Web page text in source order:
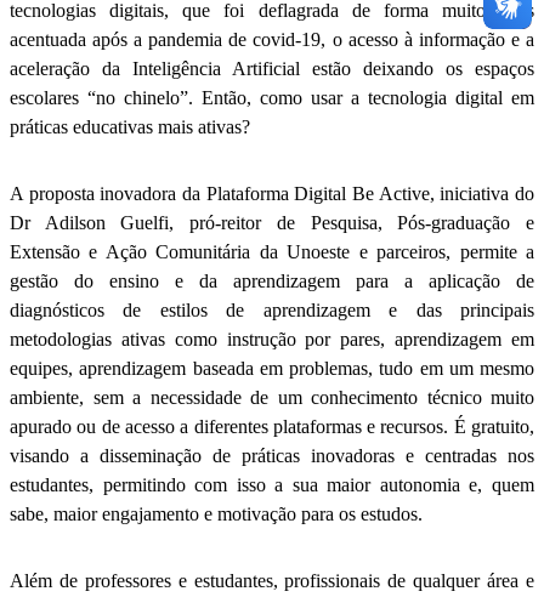
tecnologias digitais, que foi deflagrada de forma muito mais
acentuada após a pandemia de covid-19, o acesso à informação e a
aceleração da Inteligência Artificial estão deixando os espaços
escolares “no chinelo”. Então, como usar a tecnologia digital em
práticas educativas mais ativas?
A proposta inovadora da Plataforma Digital Be Active, iniciativa do
Dr Adilson Guelfi, pró-reitor de Pesquisa, Pós-graduação e
Extensão e Ação Comunitária da Unoeste e parceiros, permite a
gestão do ensino e da aprendizagem para a aplicação de
diagnósticos de estilos de aprendizagem e das principais
metodologias ativas como instrução por pares, aprendizagem em
equipes, aprendizagem baseada em problemas, tudo em um mesmo
ambiente, sem a necessidade de um conhecimento técnico muito
apurado ou de acesso a diferentes plataformas e recursos. É gratuito,
visando a disseminação de práticas inovadoras e centradas nos
estudantes, permitindo com isso a sua maior autonomia e, quem
sabe, maior engajamento e motivação para os estudos.
Além de professores e estudantes, profissionais de qualquer área e